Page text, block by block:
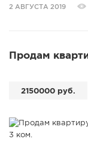
коммунальных
2 АВГУСТА 2019
Продам
2150000 руб.